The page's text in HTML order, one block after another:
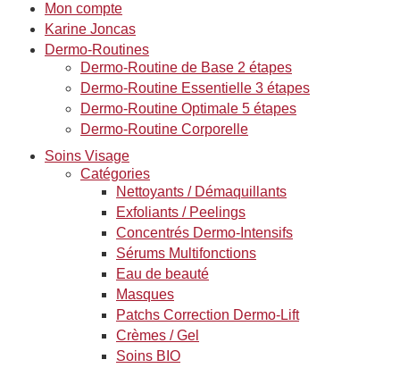
Mon compte
Karine Joncas
Dermo-Routines
Dermo-Routine de Base 2 étapes
Dermo-Routine Essentielle 3 étapes
Dermo-Routine Optimale 5 étapes
Dermo-Routine Corporelle
Soins Visage
Catégories
Nettoyants / Démaquillants
Exfoliants / Peelings
Concentrés Dermo-Intensifs
Sérums Multifonctions
Eau de beauté
Masques
Patchs Correction Dermo-Lift
Crèmes / Gel
Soins BIO